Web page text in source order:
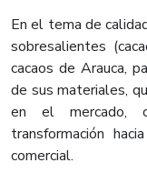
En el tema de
sobresalientes
cacaos de Arauca,
de sus materiales,
en el mercado,
transformación
comercial.